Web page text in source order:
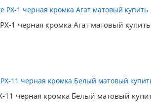
1 черная кромка Агат матовый купить
11 черная кромка Белый матовый